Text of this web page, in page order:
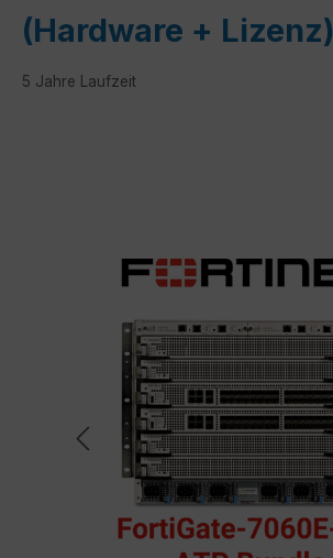
(Hardware + Lizenz)
5 Jahre Laufzeit